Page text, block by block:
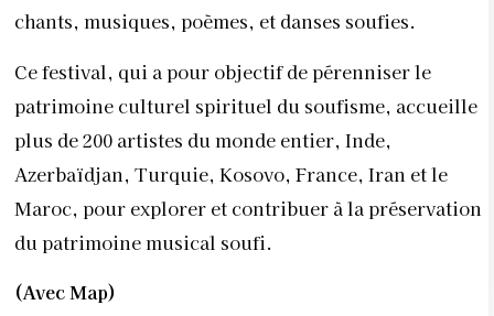
chants, musiques, poèmes, et danses soufies.
Ce festival, qui a pour objectif de pérenniser le
patrimoine culturel spirituel du soufisme, accueille
plus de 200 artistes du monde entier, Inde,
Azerbaïdjan, Turquie, Kosovo, France, Iran et le
Maroc, pour explorer et contribuer à la préservation
du patrimoine musical soufi.
(Avec Map)